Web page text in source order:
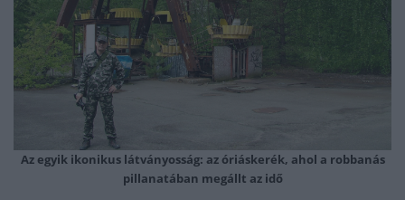
Az egyik ikonikus látványosság: az óriáskerék, ahol a robbanás
pillanatában megállt az idő